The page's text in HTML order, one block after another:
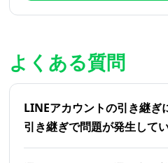
よくある質問
LINEアカウントの引き継ぎ
引き継ぎで問題が発生して